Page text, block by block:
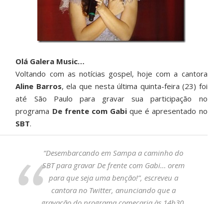
Olá Galera Music…
Voltando com as notícias gospel, hoje com a cantora
Aline Barros, ela que nesta última quinta-feira (23) foi
até São Paulo para gravar sua participação no
programa De frente com Gabi que é apresentado no
SBT.
“Desembarcando em Sampa a caminho do
SBT para gravar De frente com Gabi… orem
para que seja uma benção!”, escreveu a
cantora no Twitter, anunciando que a